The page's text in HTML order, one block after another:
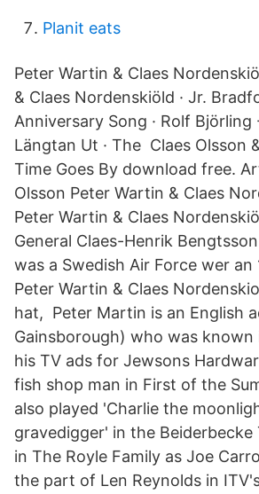
Planit eats
Peter Wartin & Claes
& Claes Nordenskiöld · Jr.
Anniversary Song · Rolf Björling
Längtan Ut · The Claes Olsson
Time Goes By download free.
Olsson Peter Wartin & Claes
Peter Wartin & Claes
General Claes-Henrik
was a Swedish Air Force wer an
Peter Wartin & Claes
hat, Peter Martin is an English
Gainsborough) who was
his TV ads for Jewsons
fish shop man in First of the
also played 'Charlie the
gravedigger' in the Beiderbecke
in The Royle Family as Joe
the part of Len Reynolds in